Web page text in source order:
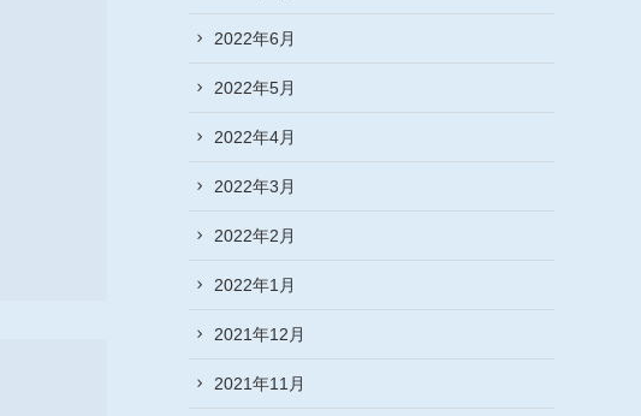
2022年6月
2022年5月
2022年4月
2022年3月
2022年2月
2022年1月
2021年12月
2021年11月